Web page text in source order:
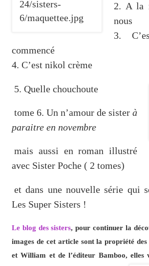
2. A la
nous
3.
commencé
4. C’est nikol crème
5. Quelle chouchoute
tome 6. Un n’amour de sisterà
paraitre en novembre
mais aussi en roman illustré
avec Sister Poche ( 2 tomes)
et dans une nouvelle série qui
Les Super Sisters !
Le blog des sisters, pour continuer la
images de cet article sont la propriété des
et William et de l’éditeur Bamboo, elles